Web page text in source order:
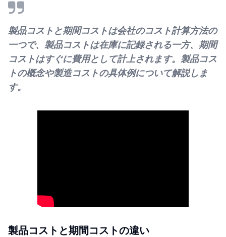
製品コストと期間コストは会社のコスト計算方法の
一つで、製品コストは在庫に記録される一方、期間
コストはすぐに費用として計上されます。製品コス
トの概念や製造コストの具体例について解説しま
す。
製品コストと期間コストの違い